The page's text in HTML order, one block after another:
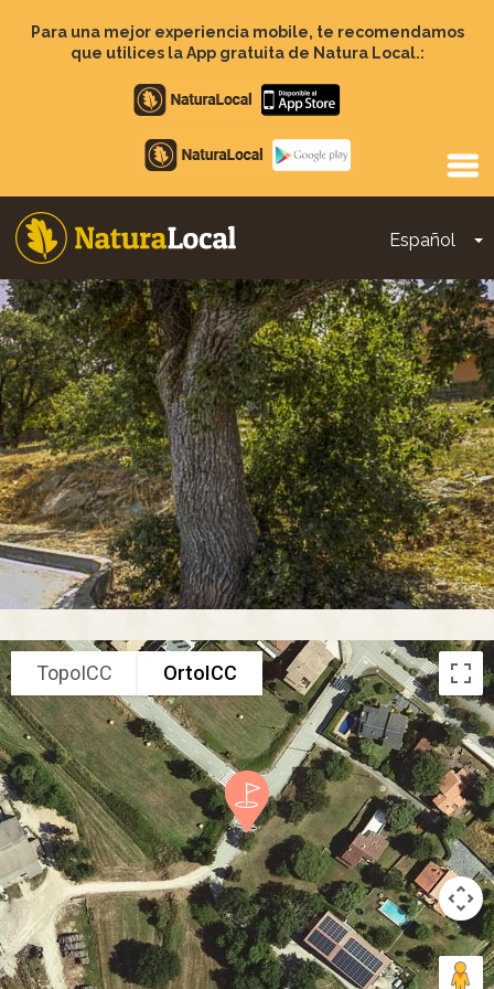
contenido
Para una mejor experiencia mobile, te recomendamos
que utilices la App gratuita de Natura Local.:
Apple
store
Google
Play
Español
Main
navigation
TopoICC OrtoICC